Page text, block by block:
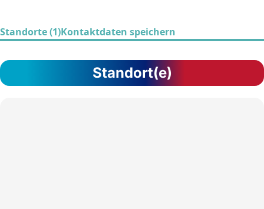
Standorte (1)Kontaktdaten speichern
Standort(e)